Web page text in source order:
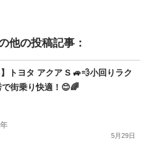
他の投稿記事：
】トヨタ アクア S 🚙💨小回りラク
街乗り快適！😊🌈
5月29日